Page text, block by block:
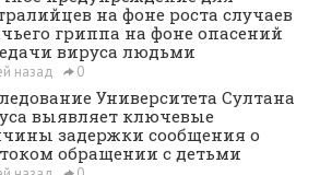
на фоне роста случаев
гриппа на фоне опасений
вируса людьми
назад 0
Университета Султана
выявляет ключевые
задержки сообщения о
обращении с детьми